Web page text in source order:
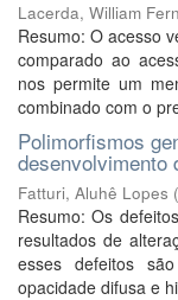
Lacerda, William
Resumo: O acesso
comparado ao
nos permite um
combinado com o
Polimorfismos
desenvolvimento
Fatturi, Aluhê Lopes (
Resumo: Os
resultados de
esses defeitos
opacidade difusa e